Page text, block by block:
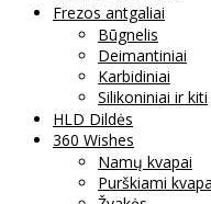
Frezos antgaliai
Būgnelis
Deimantiniai
Karbidiniai
Silikoniniai ir kiti
HLD Dildės
360 Wishes
Namų kvapai
Purškiami